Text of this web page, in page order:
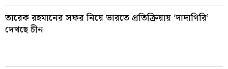
তারেক রহমানের সফর নিয়ে ভারতে প্রতিক্রিয়ায় ‘দাদাগিরি’
দেখছে চীন